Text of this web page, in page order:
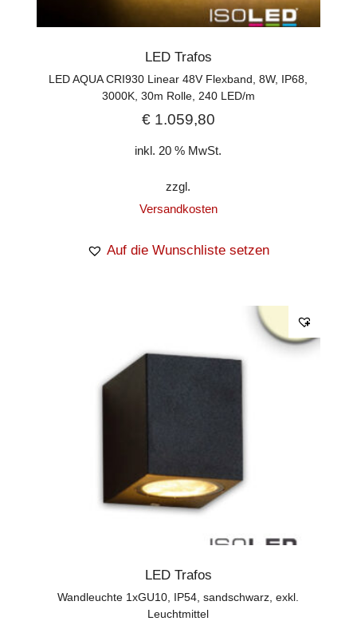
LED Trafos
LED AQUA CRI930 Linear 48V Flexband, 8W, IP68,
3000K, 30m Rolle, 240 LED/m
€1.059,80
inkl. 20 % MwSt.
zzgl.
Versandkosten
Auf die Wunschliste setzen
LED Trafos
Wandleuchte 1xGU10, IP54, sandschwarz, exkl.
Leuchtmittel